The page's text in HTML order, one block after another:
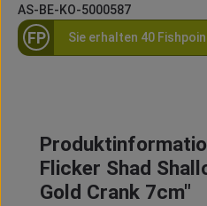
AS-BE-KO-5000587
FP Sie erhalten 40
Flicker Shad
Gold Crank 7cm"